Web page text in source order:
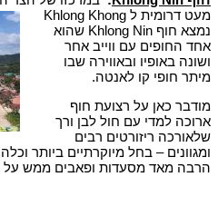
מעט דרומית ל Khlong Khong
נמצא חוף Khlong Nin שהוא
אחד החופים עם ווייב אחר
ושונה באופיו ובאווירה שבו
מיתר חופי קו לאנטה.
מודבר כאן על רצועת חוף
ארוכה למדי עם חול לבן ורך
שלאורכה ריזורטים רבים
ומגוונים – בחל מיוקרתיים ביותר
הרבה מאד מסעדות ופאבים ממש על